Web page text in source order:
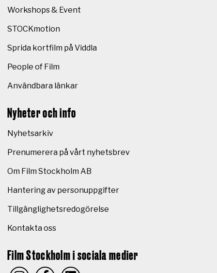
Workshops & Event
STOCKmotion
Sprida kortfilm på Viddla
People of Film
Användbara länkar
Nyheter och info
Nyhetsarkiv
Prenumerera på vårt nyhetsbrev
Om Film Stockholm AB
Hantering av personuppgifter
Tillgänglighetsredogörelse
Kontakta oss
Film Stockholm i sociala medier